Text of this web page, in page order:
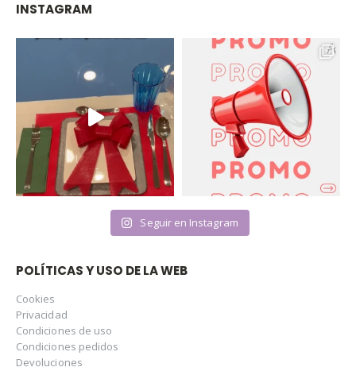
INSTAGRAM
Seguir en Instagram
POLÍTICAS Y USO DE LA WEB
Cookies
Privacidad
Condiciones de uso
Condiciones pedidos
Devoluciones